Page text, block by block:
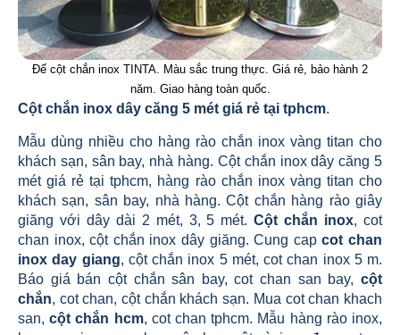
Đế cột chắn inox TINTA. Màu sắc trung thực. Giá rẻ, bảo hành 2
năm. Giao hàng toàn quốc.
Cột chắn inox dây căng 5 mét giá rẻ tại tphcm.
Mẫu dùng nhiều cho hàng rào chắn inox vàng titan cho
khách sạn, sân bay, nhà hàng. Cột chắn inox dây căng 5
mét giá rẻ tại tphcm, hàng rào chắn inox vàng titan cho
khách sạn, sân bay, nhà hàng. Cột chắn hàng rào giây
giăng với dây dài 2 mét, 3, 5 mét.Cột chắn inox, cot
chan inox, cột chắn inox dây giăng. Cung capcot chan
inox day giang, cột chắn inox 5 mét, cot chan inox 5 m.
Báo giá bán cột chắn sân bay, cot chan san bay, cột
chắn, cot chan, cột chắn khách sạn. Mua cot chan khach
san,cột chắn hcm, cot chan tphcm. Mẫu hàng rào inox,